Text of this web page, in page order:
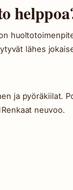
lähes
ja pyöräkiilat.
neuvoo.